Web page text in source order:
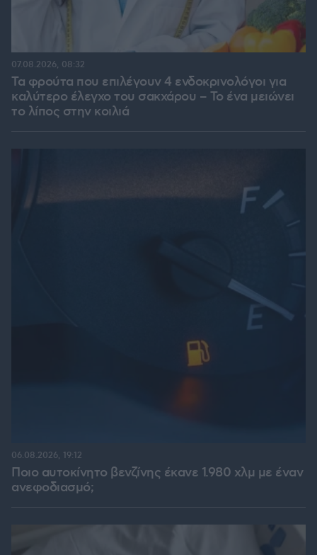
Τα φρούτα που επιλέγουν 4 ενδοκρινολόγοι για
καλύτερο έλεγχο του σακχάρου – Το ένα μειώνει
το λίπος στην κοιλιά
07.08.2026, 08:32
Ποιο αυτοκίνητο βενζίνης έκανε 1.980 χλμ με έναν
ανεφοδιασμό;
06.08.2026, 19:12